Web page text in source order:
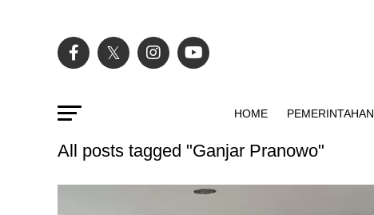
HOME PEMERINTAHAN
All posts tagged "Ganjar Pranowo"